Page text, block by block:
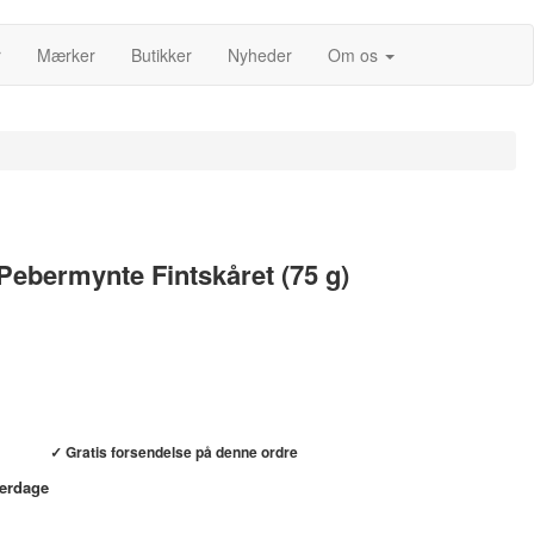
Mærker Butikker Nyheder Om os
Fintskåret (75 g)
✓ Gratis forsendelse på denne ordre